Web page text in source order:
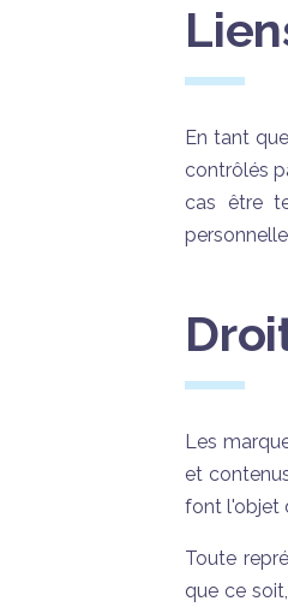
En tant
contrôlés
cas être
Les
et
font l'objet
Toute
que ce